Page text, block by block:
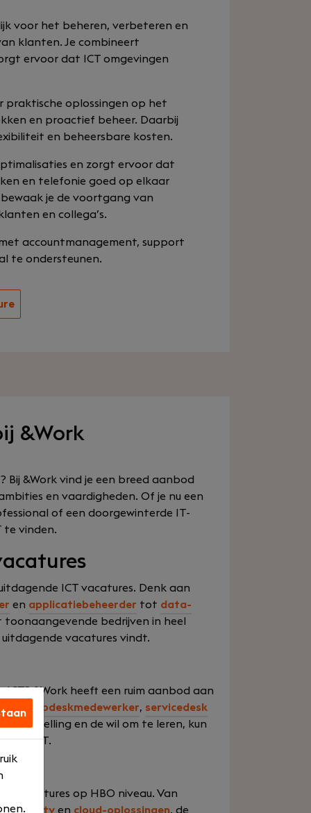
voor het beheren, verbeteren en
klanten. Je combineert
ervoor dat ICT omgevingen
praktische oplossingen op het
en proactief beheer. Daarbij
en beheersbare kosten.
en zorgt ervoor dat
en telefonie goed op elkaar
je de voortgang van
en collega’s.
accountmanagement, support
te ondersteunen.
&Work
Bij &Work vind je een breed aanbod
en vaardigheden. Of je nu een
of een doorgewinterde IT-
te vinden.
ICT vacatures. Denk aan
en applicatiebeheerder tot data-
toonaangevende bedrijven in heel
vacatures vindt.
ICT? &Work heeft een ruim aanbod aan
helpdeskmedewerker, servicedesk
instelling en de wil om te leren, kun
van ICT.
vacatures op HBO niveau. Van
en cloud-oplossingen, de